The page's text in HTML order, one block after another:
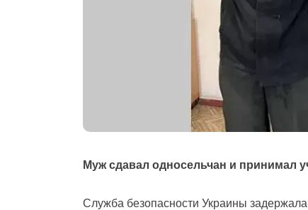
Муж сдавал односельчан и принимал
Служба безопасности Украины